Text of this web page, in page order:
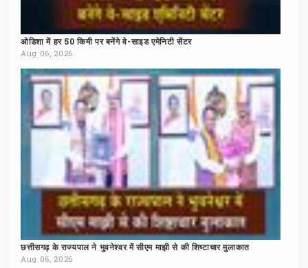
ओडिशा में हर 50 किमी पर बनेंगे वे-साइड एमेनिटी सेंटर
Aug 06, 2026
छत्तीसगढ़ के राज्यपाल ने भुवनेश्वर में सीएम माझी से की शिष्टाचार मुलाकात
Aug 06, 2026